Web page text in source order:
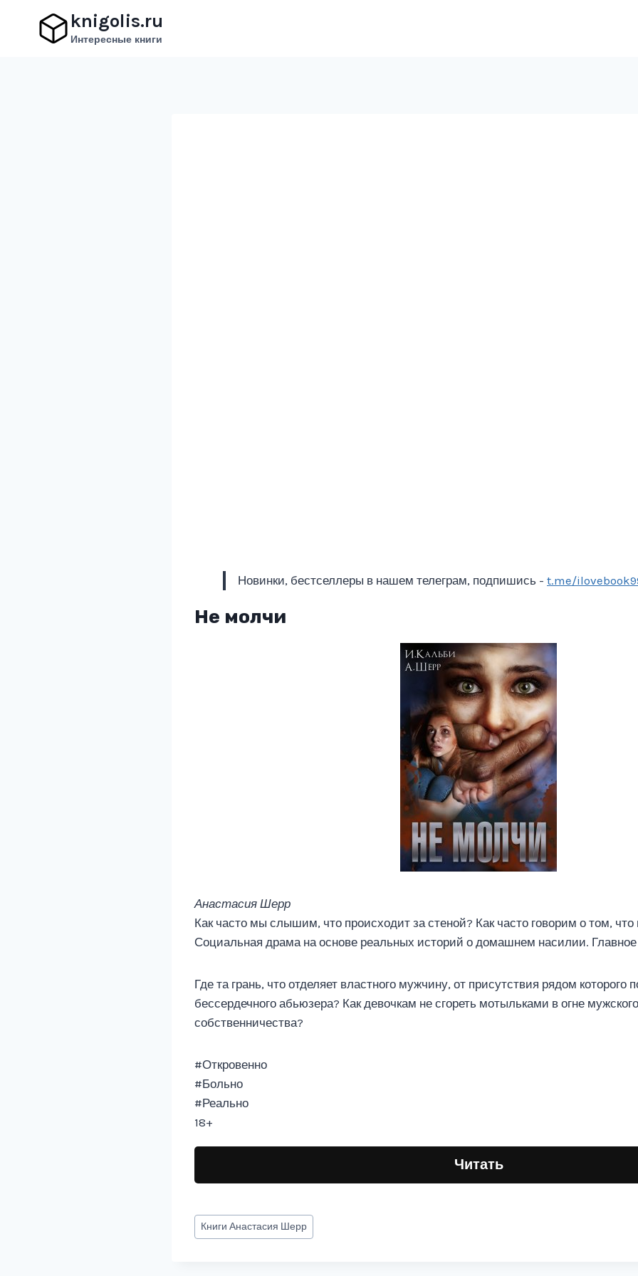
содержимому
knigolis.ru
Интересные книги
Новинки, бестселлеры в нашем телеграм, подпишись - t.me/
Не молчи
Анастасия Шерр
Как часто мы слышим, что происходит за стеной? Как часто говорим о том, что
Социальная драма на основе реальных историй о домашнем насилии.
Где та грань, что отделяет властного мужчину, от присутствия рядом которого
бессердечного абьюзера? Как девочкам не сгореть мотыльками в огне
собственничества?
#Откровенно
#Больно
#Реально
18+
Читать
Метки
записи:
КнигиАнастасия Шерр